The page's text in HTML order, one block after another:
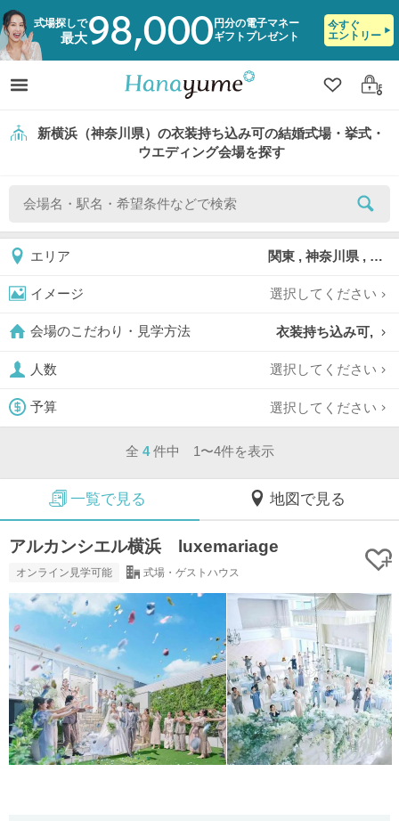
式場探しで
最大98,000 円分の電子マネー
ギフトプレゼント
今すぐ
エントリー
クリップ
ログ
新横浜（神奈川県）の衣装持ち込み可の結婚式場・挙式・
ウエディング会場を探す
エリア 関東 , 神奈川県 , 新横浜
イメージ 選択してください
会場のこだわり・見学方法 衣装持ち込み可,
人数 選択してください
予算 選択してください
全 4 件中 1〜4件を表示
一覧で見る 地図で見る
アルカンシエル横浜 luxemariage
オンライン見学可能 式場・ゲストハウス